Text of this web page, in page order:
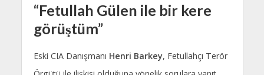
“Fetullah Gülen ile bir kere
görüştüm”
Eski CIA Danışmanı Henri Barkey, Fetullahçı Terör